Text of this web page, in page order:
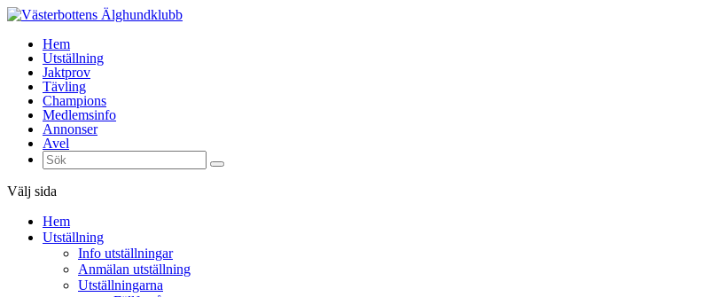
Hem
Utställning
Jaktprov
Tävling
Champions
Medlemsinfo
Annonser
Avel
Välj sida
Hem
Utställning
Info utställningar
Anmälan utställning
Utställningarna